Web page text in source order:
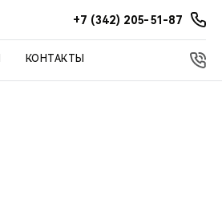
+7 (342) 205-51-87
КОНТАКТЫ